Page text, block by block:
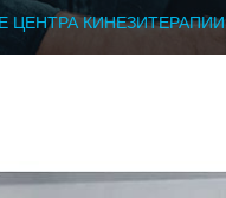
ЦЕНТРА КИНЕЗИТЕРАПИИ